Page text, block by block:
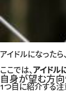
アイドルになった
ここでは、 アイドル
自身が望む方
1つ目に紹介する注